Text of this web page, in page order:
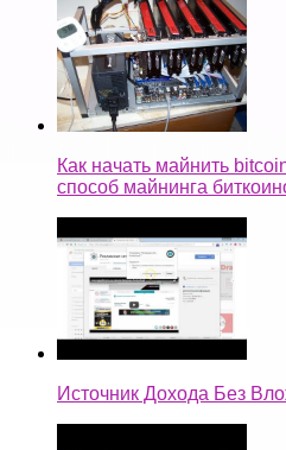
Как начать майнить
способ майнинга
Источник Дохода Без